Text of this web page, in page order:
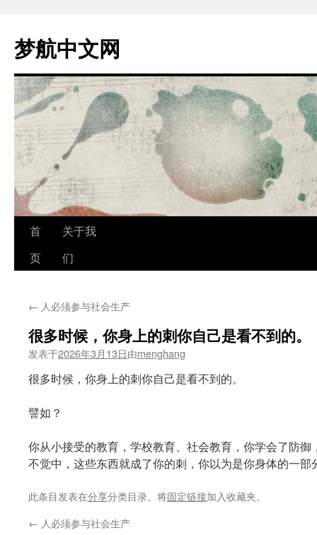
正
文
梦航中文网
首
页
关于我
们
← 人必须参与社会生产
很多时候，你身上的刺你自己是看不到的。
发表于2026年3月13日由menghang
很多时候，你身上的刺你自己是看不到的。
譬如？
你从小接受的教育，学校教育、社会教育，你学会了防
不觉中，这些东西就成了你的刺，你以为是你身体的一部
此条目发表在分享分类目录。将固定链接加入收藏夹。
← 人必须参与社会生产